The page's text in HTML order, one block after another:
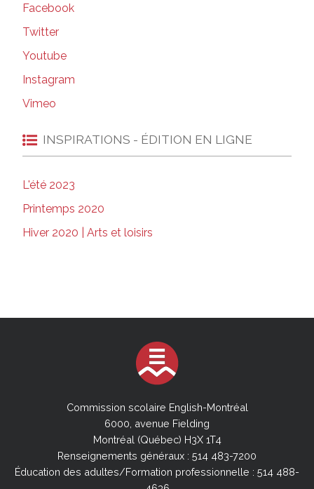
Facebook
Twitter
Youtube
Instagram
Vimeo
INSPIRATIONS - ÉDITION EN LIGNE
L'été 2023
Printemps 2020
Hiver 2020 | Arts et loisirs
Commission scolaire English-Montréal
6000, avenue Fielding
Montréal (Québec) H3X 1T4
Renseignements généraux : 514 483-7200
Éducation des adultes/Formation professionnelle : 514 488-